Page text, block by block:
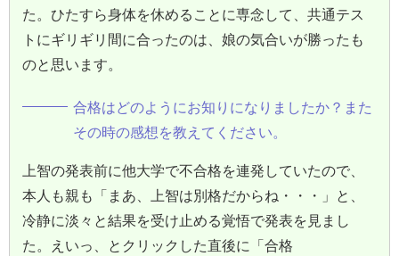
た。ひたすら身体を休めることに専念して、共通テス
トにギリギリ間に合ったのは、娘の気合いが勝ったも
のと思います。
合格はどのようにお知りになりましたか？また
その時の感想を教えてください。
上智の発表前に他大学で不合格を連発していたので、
本人も親も「まあ、上智は別格だからね・・・」と、
冷静に淡々と結果を受け止める覚悟で発表を見まし
た。えいっ、とクリックした直後に「合格